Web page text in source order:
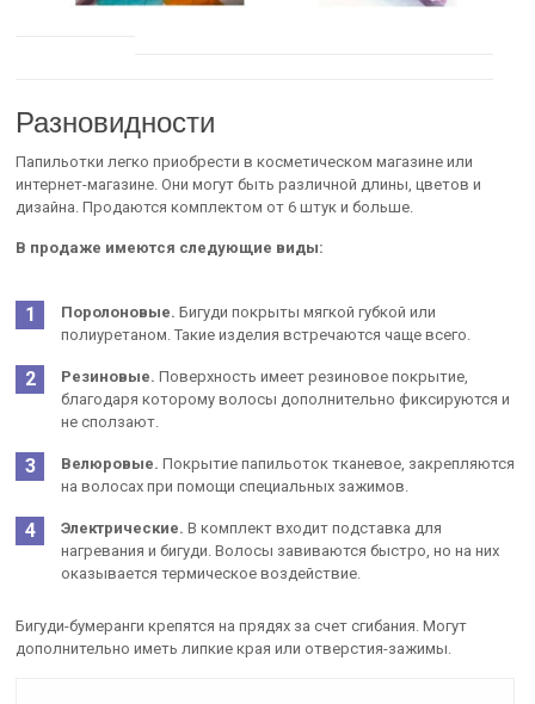
Разновидности
Папильотки легко приобрести в косметическом магазине или
интернет-магазине. Они могут быть различной длины, цветов и
дизайна. Продаются комплектом от 6 штук и больше.
В продаже имеются следующие виды:
Поролоновые. Бигуди покрыты мягкой губкой или
полиуретаном. Такие изделия встречаются чаще всего.
Резиновые. Поверхность имеет резиновое покрытие,
благодаря которому волосы дополнительно фиксируются и
не сползают.
Велюровые. Покрытие папильоток тканевое, закрепляются
на волосах при помощи специальных зажимов.
Электрические. В комплект входит подставка для
нагревания и бигуди. Волосы завиваются быстро, но на них
оказывается термическое воздействие.
Бигуди-бумеранги крепятся на прядях за счет сгибания. Могут
дополнительно иметь липкие края или отверстия-зажимы.